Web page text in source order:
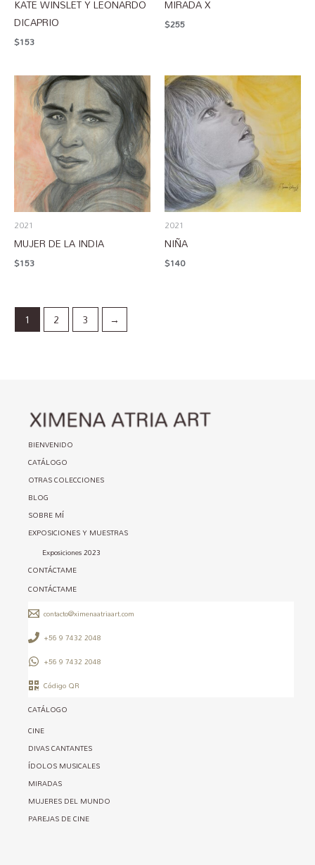
KATE WINSLET Y LEONARDO
DICAPRIO
$153
MIRADA X
$255
2021
MUJER DE LA INDIA
$153
2021
NIÑA
$140
1 2 3 →
BIENVENIDO
CATÁLOGO
OTRAS COLECCIONES
BLOG
SOBRE MÍ
EXPOSICIONES Y MUESTRAS
Exposiciones 2023
CONTÁCTAME
CONTÁCTAME
contacto@ximenaatriaart.com
+56 9 7432 2048
+56 9 7432 2048
Código QR
CATÁLOGO
CINE
DIVAS CANTANTES
ÍDOLOS MUSICALES
MIRADAS
MUJERES DEL MUNDO
PAREJAS DE CINE